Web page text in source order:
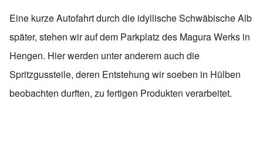
Eine kurze Autofahrt durch die idyllische Schwäbische Alb
später, stehen wir auf dem Parkplatz des Magura Werks in
Hengen. Hier werden unter anderem auch die
Spritzgussteile, deren Entstehung wir soeben in Hülben
beobachten durften, zu fertigen Produkten verarbeitet.